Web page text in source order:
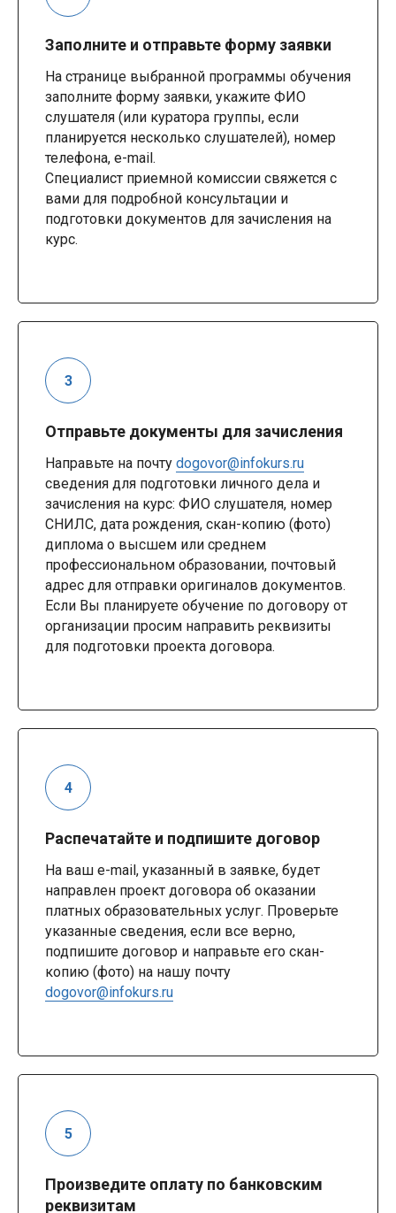
Заполните и отправьте форму заявки
На странице выбранной программы обучения
заполните форму заявки, укажите ФИО
слушателя (или куратора группы, если
планируется несколько слушателей), номер
телефона, e-mail.
Специалист приемной комиссии свяжется с
вами для подробной консультации и
подготовки документов для зачисления на
курс.
Отправьте документы для зачисления
Направьте на почту dogovor@infokurs.ru
сведения для подготовки личного дела и
зачисления на курс: ФИО слушателя, номер
СНИЛС, дата рождения, скан-копию (фото)
диплома о высшем или среднем
профессиональном образовании, почтовый
адрес для отправки оригиналов документов.
Если Вы планируете обучение по договору от
организации просим направить реквизиты
для подготовки проекта договора.
Распечатайте и подпишите договор
На ваш e-mail, указанный в заявке, будет
направлен проект договора об оказании
платных образовательных услуг. Проверьте
указанные сведения, если все верно,
подпишите договор и направьте его скан-
копию (фото) на нашу почту
dogovor@infokurs.ru
Произведите оплату по банковским
реквизитам